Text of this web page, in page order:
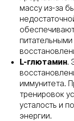
массу из-за
L-глютамин.
иммунитета.
тренировок
усталость и
энергии.